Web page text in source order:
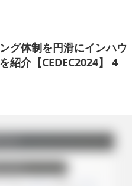
グ体制を円滑にインハウ
紹介【CEDEC2024】 4